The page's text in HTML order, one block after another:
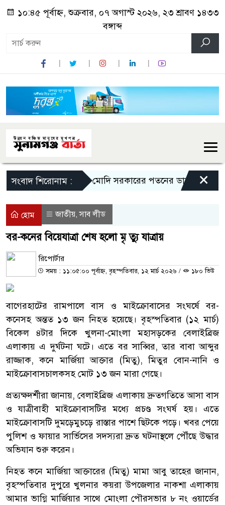
১০:৪৫ পূর্বাহ্ন, শুক্রবার, ০৭ অগাস্ট ২০২৬, ২৩ শ্রাবণ ১৪৩৩
বঙ্গাব্দ
সংবাদ শিরোনাম : মোদি সরকারের পতনের ডাক রাহুল×
হোম জাতীয়,সাব লীড
বর-কনের বিয়েযাত্রা শেষ হলো মৃ ত্যু যাত্রায়
রিপোর্টার
সময় : ১১:০৫:০০ পূর্বাহ্ন, বৃহস্পতিবার, ১২ মার্চ ২০২৬ / ১৮০ ভিউ
বাগেরহাটের রামপালে বাস ও মাইক্রোবাসের সংঘর্ষে বর-
কনেসহ অন্তত ১৩ জন নিহত হয়েছে। বৃহস্পতিবার (১২ মার্চ)
বিকেল ৪টার দিকে খুলনা-মোংলা মহাসড়কের বেলাইব্রিজ
এলাকায় এ দুর্ঘটনা ঘটে। এতে বর সাব্বির, তার বাবা আব্দুর
রাজ্জাক, কনে মার্জিয়া আক্তার (মিতু), মিতুর বোন-নানি ও
মাইক্রোবাসচালকসহ মোট ১৩ জন মারা গেছে।
প্রত্যক্ষদর্শীরা জানায়, বেলাইব্রিজ এলাকায় দ্রুতগতিতে আসা বাস
ও যাত্রীবাহী মাইক্রোবাসটির মধ্যে প্রচণ্ড সংঘর্ষ হয়। এতে
মাইক্রোবাসটি দুমড়েমুচড়ে রাস্তার পাশে ছিটকে পড়ে। খবর পেয়ে
পুলিশ ও ফায়ার সার্ভিসের সদস্যরা দ্রুত ঘটনাস্থলে পৌঁছে উদ্ধার
অভিযান শুরু করেন।
নিহত কনে মার্জিয়া আক্তারের (মিতু) মামা আবু তাহের জানান,
বৃহস্পতিবার দুপুরে খুলনার কয়রা উপজেলার নাকশা এলাকায়
আমার ভাগ্নি মার্জিয়ার সাথে মোংলা পৌরসভার ৮ নং ওয়ার্ডের